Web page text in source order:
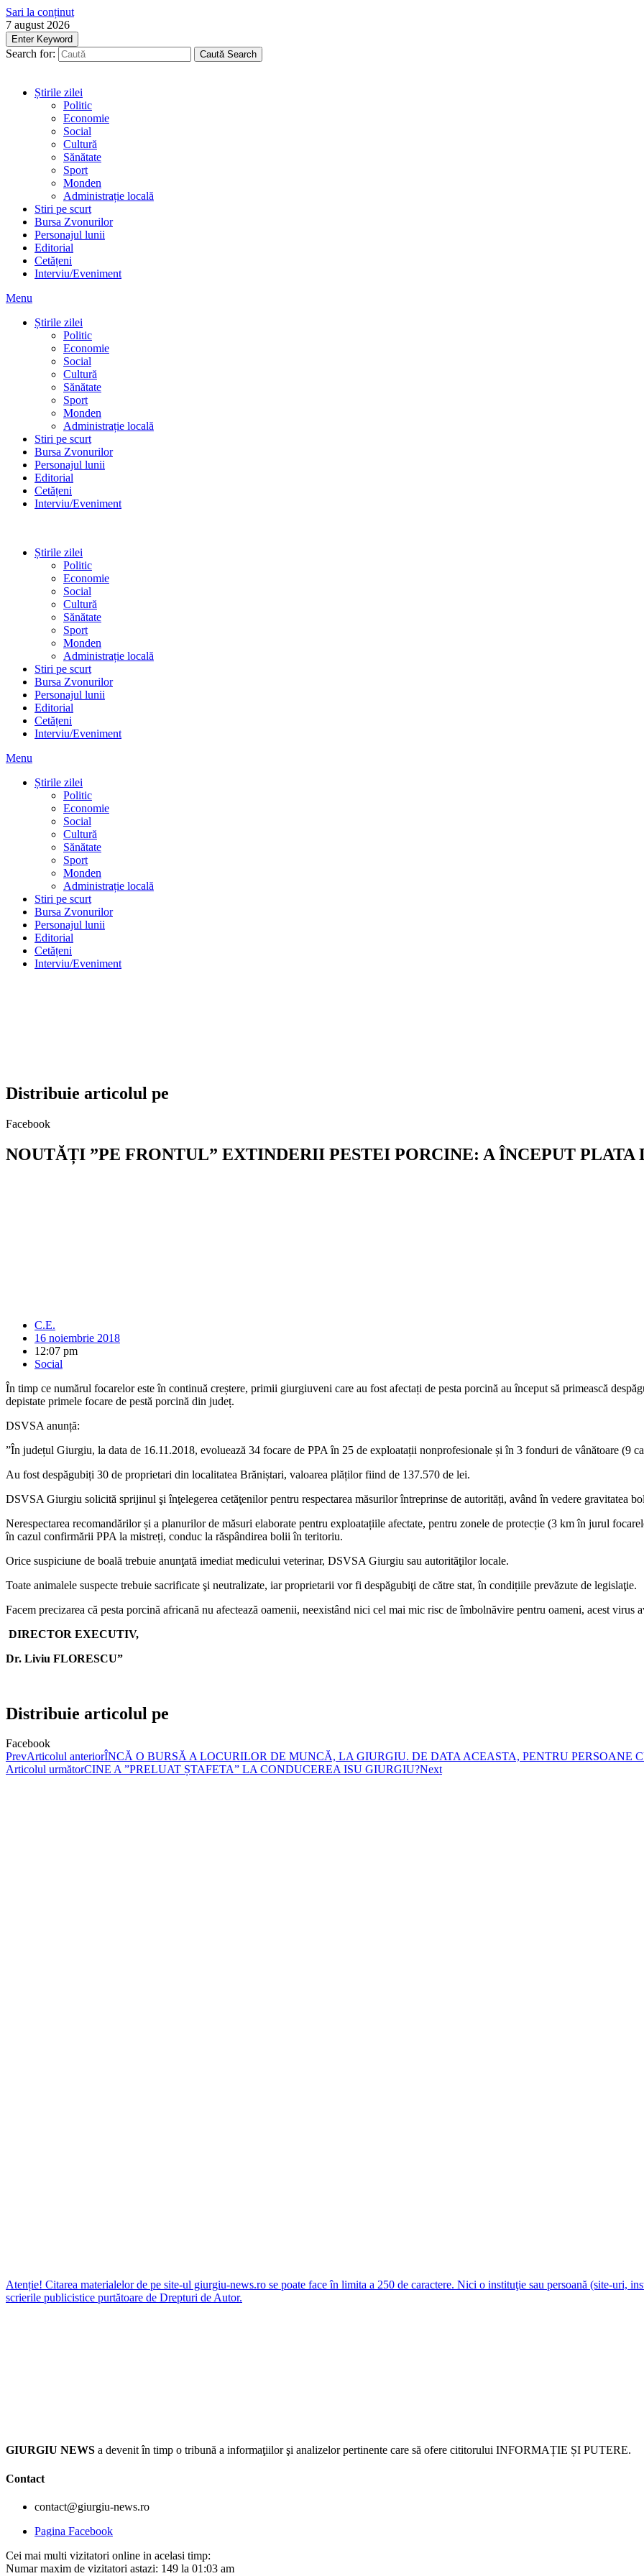
Sari la conținut
7 august 2026
Enter Keyword
Search for: Caută Search
Știrile zilei
Politic
Economie
Social
Cultură
Sănătate
Sport
Monden
Administrație locală
Stiri pe scurt
Bursa Zvonurilor
Personajul lunii
Editorial
Cetățeni
Interviu/Eveniment
Menu
Știrile zilei
Politic
Economie
Social
Cultură
Sănătate
Sport
Monden
Administrație locală
Stiri pe scurt
Bursa Zvonurilor
Personajul lunii
Editorial
Cetățeni
Interviu/Eveniment
Știrile zilei
Politic
Economie
Social
Cultură
Sănătate
Sport
Monden
Administrație locală
Stiri pe scurt
Bursa Zvonurilor
Personajul lunii
Editorial
Cetățeni
Interviu/Eveniment
Menu
Știrile zilei
Politic
Economie
Social
Cultură
Sănătate
Sport
Monden
Administrație locală
Stiri pe scurt
Bursa Zvonurilor
Personajul lunii
Editorial
Cetățeni
Interviu/Eveniment
Distribuie articolul pe
Facebook
NOUTĂȚI ”PE FRONTUL” EXTINDERII PESTEI PORCINE: A ÎNCEPUT PLATA
C.E.
16 noiembrie 2018
12:07 pm
Social
În timp ce numărul focarelor este în continuă creștere, primii giurgiuveni care au fost afectați de pesta porcină au început să primească
depistate primele focare de pestă porcină din județ.
DSVSA anunță:
”În județul Giurgiu, la data de 16.11.2018, evoluează 34 focare de PPA în 25 de exploatații nonprofesionale și în 3 fonduri de vânătoare (9
Au fost despăgubiți 30 de proprietari din localitatea Brăniștari, valoarea plăților fiind de 137.570 de lei.
DSVSA Giurgiu solicită sprijinul şi înţelegerea cetăţenilor pentru respectarea măsurilor întreprinse de autorități, având în vedere gravitatea
Nerespectarea recomandărilor și a planurilor de măsuri elaborate pentru exploatațiile afectate, pentru zonele de protecție (3 km în jurul
în cazul confirmării PPA la mistreți, conduc la răspândirea bolii în teritoriu.
Orice suspiciune de boală trebuie anunţată imediat medicului veterinar, DSVSA Giurgiu sau autorităţilor locale.
Toate animalele suspecte trebuie sacrificate şi neutralizate, iar proprietarii vor fi despăgubiţi de către stat, în condițiile prevăzute de legislaţie.
Facem precizarea că pesta porcină africană nu afectează oamenii, neexistând nici cel mai mic risc de îmbolnăvire pentru oameni, acest virus
DIRECTOR EXECUTIV,
Dr. Liviu FLORESCU”
Distribuie articolul pe
Facebook
PrevArticolul anteriorÎNCĂ O BURSĂ A LOCURILOR DE MUNCĂ, LA GIURGIU. DE DATA ACEASTA, PENTRU PERSOANE
Articolul următorCINE A ”PRELUAT ȘTAFETA” LA CONDUCEREA ISU GIURGIU?Next
Atenție! Citarea materialelor de pe site-ul giurgiu-news.ro se poate face în limita a 250 de caractere. Nici o instituţie sau persoană (site-uri,
scrierile publicistice purtătoare de Drepturi de Autor.
GIURGIU NEWS a devenit în timp o tribună a informaţiilor şi analizelor pertinente care să ofere cititorului INFORMAȚIE ȘI PUTERE.
Contact
contact@giurgiu-news.ro
Pagina Facebook
Cei mai multi vizitatori online in acelasi timp:
Numar maxim de vizitatori astazi: 149 la 01:03 am